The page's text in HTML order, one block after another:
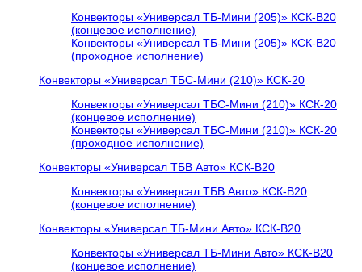
Конвекторы «Универсал ТБ-Мини (205)» КСК-В20
(концевое исполнение)
Конвекторы «Универсал ТБ-Мини (205)» КСК-В20
(проходное исполнение)
Конвекторы «Универсал ТБС-Мини (210)» КСК-20
Конвекторы «Универсал ТБС-Мини (210)» КСК-20
(концевое исполнение)
Конвекторы «Универсал ТБС-Мини (210)» КСК-20
(проходное исполнение)
Конвекторы «Универсал ТБВ Авто» КСК-В20
Конвекторы «Универсал ТБВ Авто» КСК-В20
(концевое исполнение)
Конвекторы «Универсал ТБ-Мини Авто» КСК-В20
Конвекторы «Универсал ТБ-Мини Авто» КСК-В20
(концевое исполнение)